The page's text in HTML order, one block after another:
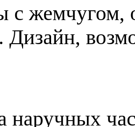
с жемчугом,
наручных